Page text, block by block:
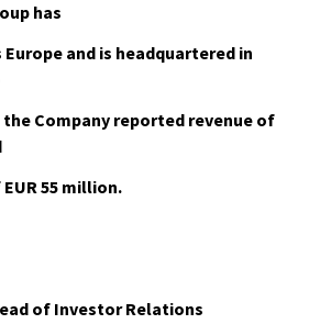
has
and is headquartered in
the Company reported revenue of
55 million.
of Investor Relations